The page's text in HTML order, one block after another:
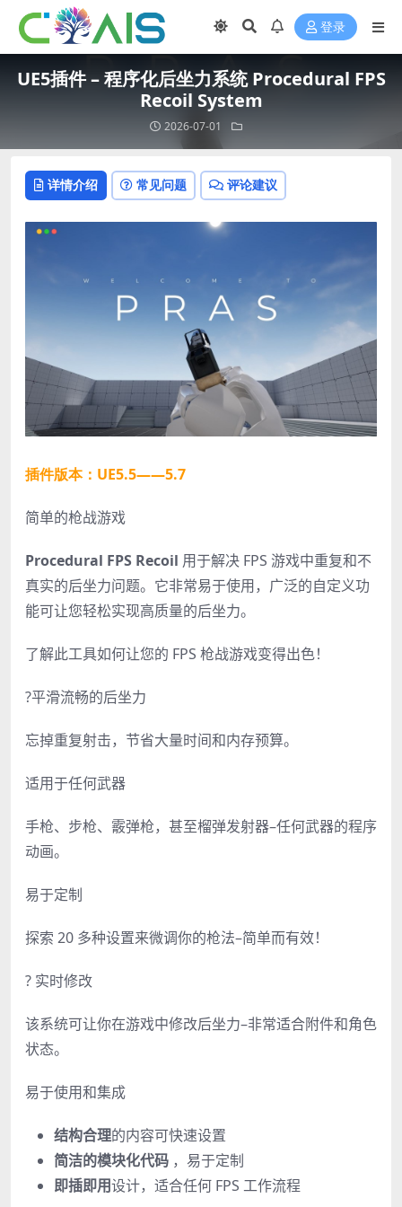
登录
UE5插件 – 程序化后坐力系统 Procedural FPS
Recoil System
2026-07-01
详情介绍 常见问题 评论建议
插件版本：UE5.5——5.7
简单的枪战游戏
Procedural FPS Recoil 用于解决 FPS 游戏中重复和不
真实的后坐力问题。它非常易于使用，广泛的自定义功
能可让您轻松实现高质量的后坐力。
了解此工具如何让您的 FPS 枪战游戏变得出色！
?平滑流畅的后坐力
忘掉重复射击，节省大量时间和内存预算。
适用于任何武器
手枪、步枪、霰弹枪，甚至榴弹发射器–任何武器的程序
动画。
易于定制
探索 20 多种设置来微调你的枪法–简单而有效！
? 实时修改
该系统可让你在游戏中修改后坐力–非常适合附件和角色
状态。
易于使用和集成
结构合理的内容可快速设置
简洁的模块化代码 ，易于定制
即插即用设计，适合任何 FPS 工作流程